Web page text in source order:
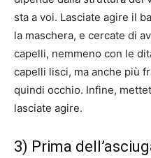
sta a voi. Lasciate agire il
la maschera, e cercate di
capelli, nemmeno con le
capelli lisci, ma anche più
quindi occhio. Infine,
lasciate agire.
3) Prima